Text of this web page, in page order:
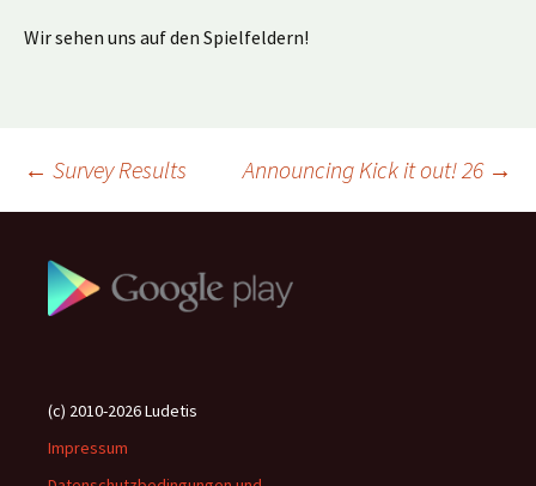
Wir sehen uns auf den Spielfeldern!
Beitragsnavigation
← Survey Results Announcing Kick it out! 26 →
(c) 2010-2026 Ludetis
Impressum